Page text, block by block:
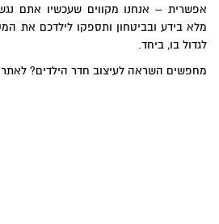
אפשרית – אנחנו מקווים שעכשיו אתם
מלא בידע ובביטחון ותספקו לילדכם את
לגדול בו, ביחד.
מחפשים השראה לעיצוב חדר הילדים? לאתר pickinteri –